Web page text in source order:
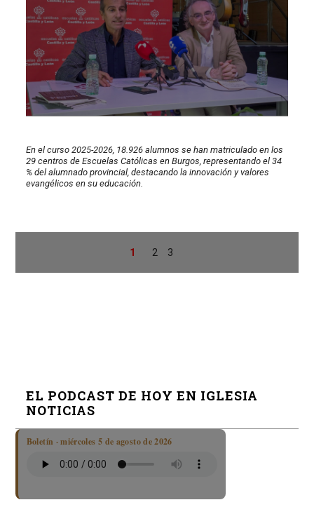
En el curso 2025-2026, 18.926 alumnos se han matriculado en los
29 centros de Escuelas Católicas en Burgos, representando el 34
% del alumnado provincial, destacando la innovación y valores
evangélicos en su educación.
1 2 3
EL PODCAST DE HOY EN IGLESIA
NOTICIAS
Boletín · miércoles 5 de agosto de 2026